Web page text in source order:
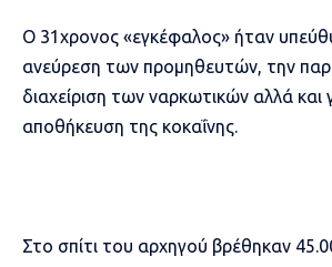
Ο 31χρονος «εγκέφαλος» ήταν
ανεύρεση των προμηθευτών, την
διαχείριση των ναρκωτικών αλλά και
αποθήκευση της κοκαΐνης.
Στο σπίτι του αρχηγού βρέθηκαν